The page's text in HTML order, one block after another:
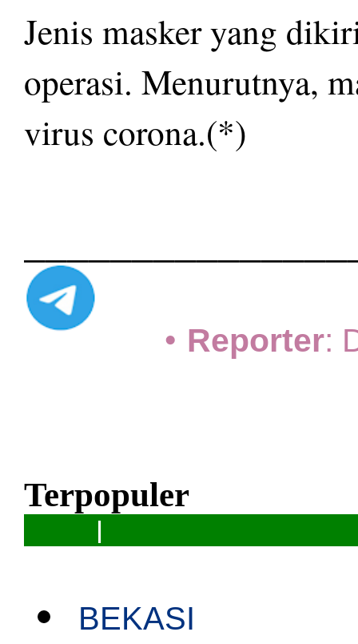
Jenis masker yang
operasi. Menurutnya,
virus corona.(*)
• Reporter:
Terpopuler
|
BEKASI